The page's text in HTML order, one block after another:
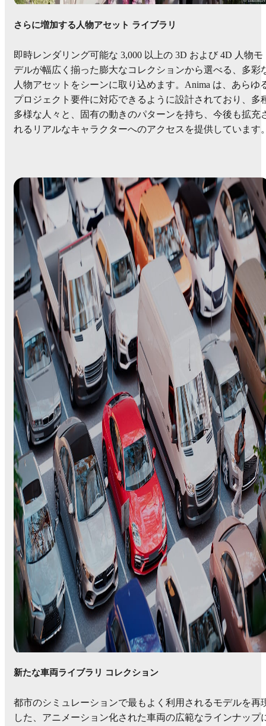
さらに増加する人物アセット ライブラリ
即時レンダリング可能な 3,000 以上の 3D および 4D 人物モ
デルが幅広く揃った膨大なコレクションから選べる、多彩
人物アセットをシーンに取り込めます。Anima は、あらゆ
プロジェクト要件に対応できるように設計されており、多
多様な人々と、固有の動きのパターンを持ち、今後も拡充
れるリアルなキャラクターへのアクセスを提供しています
新たな車両ライブラリ コレクション
都市のシミュレーションで最もよく利用されるモデルを再
した、アニメーション化された車両の広範なラインナップ